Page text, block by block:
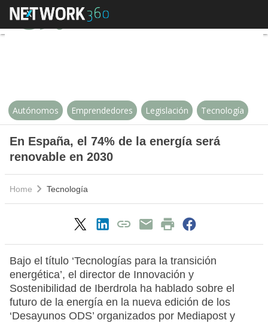
En España, el 74% de la
Autónomos Emprendedores Legislación Tecnología
En España, el 74% de la energía será
renovable en 2030
Home Tecnología
Bajo el título ‘Tecnologías para la transición
energética’, el director de Innovación y
Sostenibilidad de Iberdrola ha hablado sobre el
futuro de la energía en la nueva edición de los
‘Desayunos ODS’ organizados por Mediapost y